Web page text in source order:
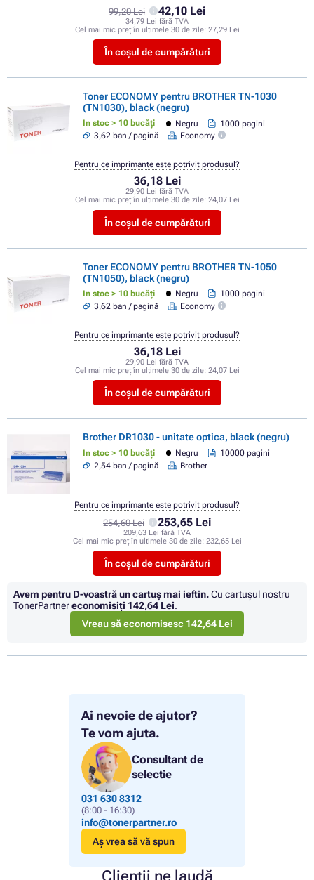
Ai nevoie de ajutor?
Te vom ajuta.
Consultant de
selectie
031 630 8312
(8:00 - 16:30)
info@tonerpartner.ro
Aș vrea să vă spun
Clienții ne laudă
99,20 Lei 42,10 Lei
34,79 Lei fără TVA
Cel mai mic preț în ultimele 30 de zile: 27,29 Lei
În coșul de cumpărături
Toner ECONOMY pentru BROTHER TN-1030
(TN1030), black (negru)
In stoc > 10 bucăți Negru
1000 pagini
3,62 ban / pagină
Economy
36,18 Lei
29,90 Lei fără TVA
Cel mai mic preț în ultimele 30 de zile: 24,07 Lei
În coșul de cumpărături
Pentru ce imprimante este potrivit produsul?
Toner ECONOMY pentru BROTHER TN-1050
(TN1050), black (negru)
In stoc > 10 bucăți Negru
1000 pagini
3,62 ban / pagină
Economy
36,18 Lei
29,90 Lei fără TVA
Cel mai mic preț în ultimele 30 de zile: 24,07 Lei
În coșul de cumpărături
Pentru ce imprimante este potrivit produsul?
Brother DR1030 - unitate optica, black (negru)
In stoc > 10 bucăți Negru
10000 pagini
2,54 ban / pagină
Brother
254,60 Lei 253,65 Lei
209,63 Lei fără TVA
Cel mai mic preț în ultimele 30 de zile: 232,65 Lei
În coșul de cumpărături
Pentru ce imprimante este potrivit produsul?
Avem pentru D-voastră un cartuș mai ieftin.Cu cartuşul nostru
TonerPartnereconomisiţi 142,64 Lei.
Vreau să economisesc 142,64 Lei